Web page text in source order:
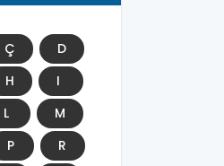
Ç
D
H
I
L
M
P
R